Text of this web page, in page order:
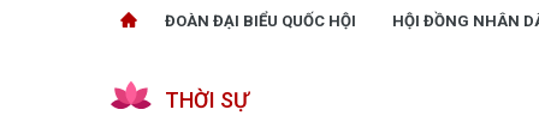
ĐOÀN ĐẠI BIỂU QUỐC HỘI HỘI ĐỒNG NHÂN
Tin hoạt động
THỜI SỰ